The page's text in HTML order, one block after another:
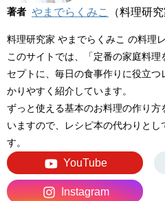
著者 やまでらくみこ （料理研究
料理研究家 やまでらくみこ の料理
このサイトでは、「定番の家庭料
セプトに、毎日の食事作りに役立
かりやすく紹介しています。
ずっと使える基本のお料理の作り
いますので、レシピ本の代わりと
す。
YouTube
Instagram